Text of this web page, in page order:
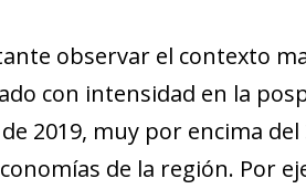
observar el contexto
con intensidad en la
2019, muy por encima
de la región. Por